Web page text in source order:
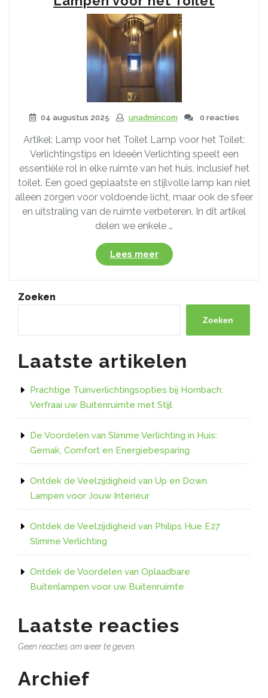
Kies
de
Perfecte
Plafondlamp!”
04 augustus 2025 unadmincom 0 reacties
Artikel: Lamp voor het Toilet Lamp voor het Toilet:
Verlichtingstips en Ideeën Verlichting speelt een
essentiële rol in elke ruimte van het huis, inclusief het
toilet. Een goed geplaatste en stijlvolle lamp kan niet
alleen zorgen voor voldoende licht, maar ook de sfeer
en uitstraling van de ruimte verbeteren. In dit artikel
delen we enkele …
Lees meer“Verlicht
uw
Toiletruimte:
Lampen
het
Zoeken
Zoeken
Laatste artikelen
Prachtige Tuinverlichtingsopties bij Hornbach:
Verfraai uw Buitenruimte met Stijl
De Voordelen van Slimme Verlichting in Huis:
Gemak, Comfort en Energiebesparing
Ontdek de Veelzijdigheid van Up en Down
Lampen voor Jouw Interieur
Ontdek de Veelzijdigheid van Philips Hue E27
Slimme Verlichting
Ontdek de Voordelen van Oplaadbare
Buitenlampen voor uw Buitenruimte
Laatste reacties
Geen reacties om weer te geven.
Archief